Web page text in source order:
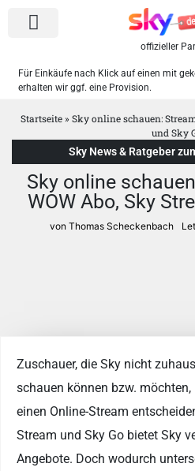
offizieller
Für Einkäufe nach Klick auf einen mit
erhalten wir ggf. eine Provision.
Startseite» Sky online schauen:
und Sky
Sky News & Ratgeber
Sky online
WOW Abo, Sky
von Thomas Scheckenbach
Zuschauer, die Sky nicht
schauen können bzw.
einen Online-Stream
Stream und Sky Go bietet Sky
Angebote. Doch wodurch